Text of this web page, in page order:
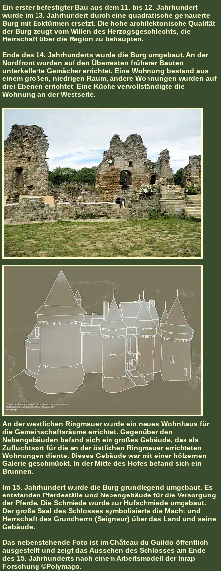
Ein erster befestigter Bau aus dem 11. bis 12. Jahrhundert
wurde im 13. Jahrhundert durch eine quadratische gemauerte
Burg mit Ecktürmen ersetzt. Die hohe architektonische Qualität
der Burg zeugt vom Willen des Herzogsgeschlechts, die
Herrschaft über die Region zu behaupten.
Ende des 14. Jahrhunderts wurde die Burg umgebaut. An der
Nordfront wurden auf den Überresten früherer Bauten
unterkellerte Gemächer errichtet. Eine Wohnung bestand aus
einem großen, niedrigen Raum, andere Wohnungen wurden auf
drei Ebenen errichtet. Eine Küche vervollständigte die
Wohnung an der Westseite.
An der westlichen Ringmauer wurde ein neues Wohnhaus für
die Gemeinschaftsräume errichtet. Gegenüber den
Nebengebäuden befand sich ein großes Gebäude, das als
Zufluchtsort für die an der östlichen Ringmauer errichteten
Wohnungen diente. Dieses Gebäude war mit einer hölzernen
Galerie geschmückt. In der Mitte des Hofes befand sich ein
Brunnen.
Im 15. Jahrhundert wurde die Burg grundlegend umgebaut. Es
entstanden Pferdeställe und Nebengebäude für die Versorgung
der Pferde. Die Schmiede wurde zur Hufschmiede umgebaut.
Der große Saal des Schlosses symbolisierte die Macht und
Herrschaft des Grundherrn (Seigneur) über das Land und seine
Gebäude.
Das nebenstehende Foto ist im Château du Guildo öffentlich
ausgestellt und zeigt das Aussehen des Schlosses am Ende
des 15. Jahrhunderts nach einem Arbeitsmodell der Inrap
Forschung ©Polymago.